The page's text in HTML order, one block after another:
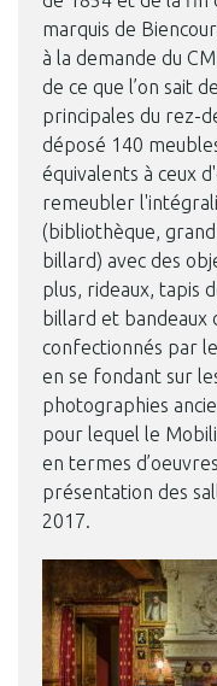
marquis de
à la demande du
de ce que l’on sait
principales du rez-
déposé 140
équivalents à ceux
remeubler
(bibliothèque,
billard) avec des
plus, rideaux, tapis
billard et bandeaux
confectionnés par
en se fondant sur
photographies
pour lequel le
en termes
présentation des
2017.